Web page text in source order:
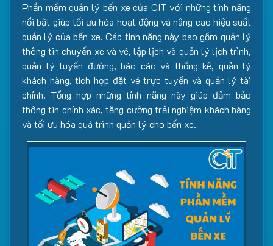
Phần mềm quản lý bến xe của CIT với những tính năng
nổi bật giúp tối ưu hóa hoạt động và nâng cao hiệu suất
quản lý của bến xe. Các tính năng này bao gồm quản lý
thông tin chuyến xe và vé, lập lịch và quản lý lịch trình,
quản lý tuyến đường, báo cáo và thống kê, quản lý
khách hàng, tích hợp đặt vé trực tuyến và quản lý tài
chính. Tổng hợp những tính năng này giúp đảm bảo
thông tin chính xác, tăng cường trải nghiệm khách hàng
và tối ưu hóa quá trình quản lý cho bến xe.